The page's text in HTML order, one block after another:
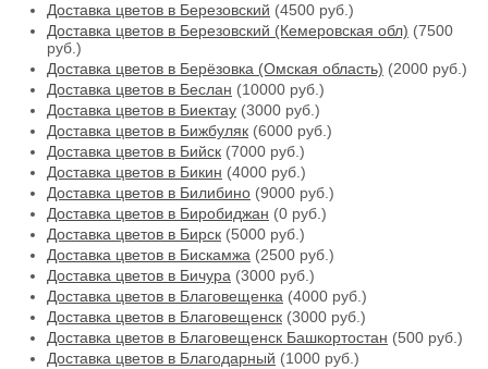
Доставка цветов в Березовский (4500 руб.)
Доставка цветов в Березовский (Кемеровская обл) (7500
руб.)
Доставка цветов в Берёзовка (Омская область) (2000 руб.)
Доставка цветов в Беслан (10000 руб.)
Доставка цветов в Биектау (3000 руб.)
Доставка цветов в Бижбуляк (6000 руб.)
Доставка цветов в Бийск (7000 руб.)
Доставка цветов в Бикин (4000 руб.)
Доставка цветов в Билибино (9000 руб.)
Доставка цветов в Биробиджан (0 руб.)
Доставка цветов в Бирск (5000 руб.)
Доставка цветов в Бискамжа (2500 руб.)
Доставка цветов в Бичура (3000 руб.)
Доставка цветов в Благовещенка (4000 руб.)
Доставка цветов в Благовещенск (3000 руб.)
Доставка цветов в Благовещенск Башкортостан (500 руб.)
Доставка цветов в Благодарный (1000 руб.)